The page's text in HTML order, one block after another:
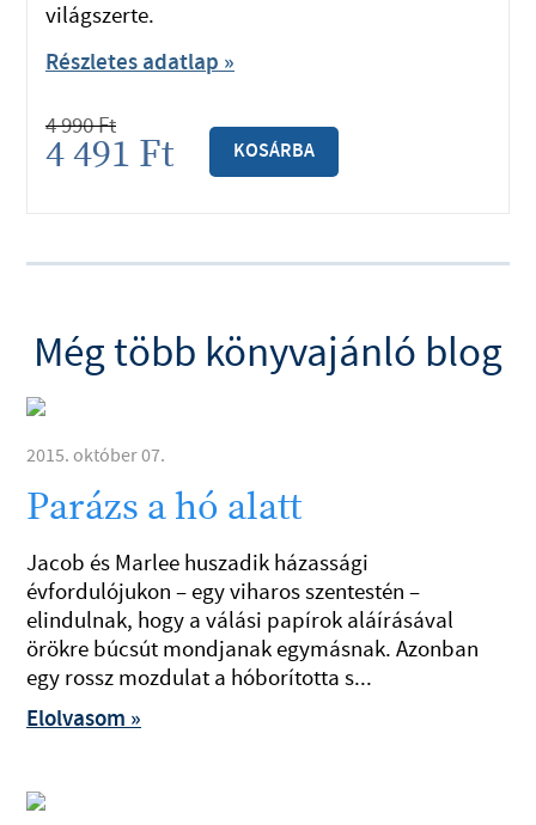
világszerte.
Részletes adatlap »
4 990Ft
4 491 Ft KOSÁRBA
Még több könyvajánló blog
2015. október 07.
Parázs a hó alatt
Jacob és Marlee huszadik házassági
évfordulójukon – egy viharos szentestén –
elindulnak, hogy a válási papírok aláírásával
örökre búcsút mondjanak egymásnak. Azonban
egy rossz mozdulat a hóborította s...
Elolvasom »